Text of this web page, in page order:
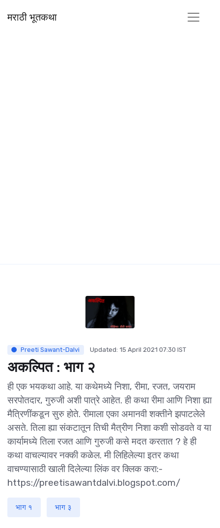
मराठी भूतकथा
Preeti Sawant-Dalvi Updated: 15 April 2021 07:30 IST
अकल्पित : भाग २
ही एक भयकथा आहे. या कथेमध्ये निशा, रीमा, रजत, जयराम
सरपोतदार, गुरुजी अशी पात्रे आहेत. ही कथा रीमा आणि निशा ह्या
मैत्रिणींकडून सुरु होते. रीमाला एका अमानवी शक्तीने झपाटलेले
असते. तिला ह्या संकटातून तिची मैत्रीण निशा कशी सोडवते व या
कार्यामध्ये तिला रजत आणि गुरुजी कसे मदत करतात ? हे ही
कथा वाचल्यावर नक्की कळेल. मी लिहिलेल्या इतर कथा
वाचण्यासाठी खाली दिलेल्या लिंक वर क्लिक करा:-
https://preetisawantdalvi.blogspot.com/
भाग १ भाग ३